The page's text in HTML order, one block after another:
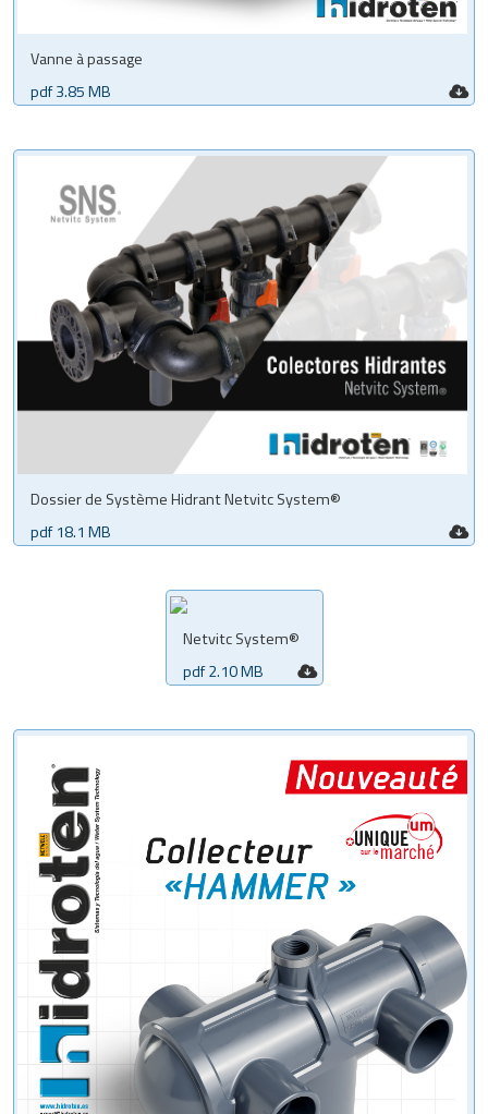
Vanne à passage
pdf 3.85 MB
Dossier de Système Hidrant Netvitc System®
pdf 18.1 MB
Netvitc System®
pdf 2.10 MB